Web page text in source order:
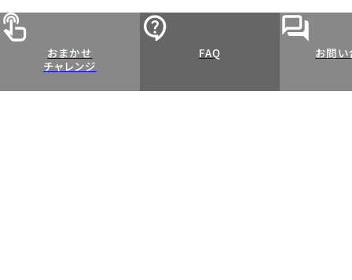
おまかせ
チャレンジ
FAQ お問